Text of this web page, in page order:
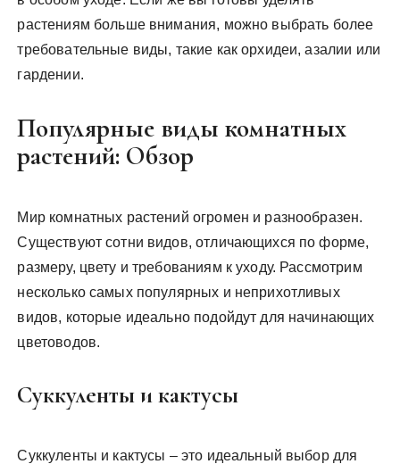
растениям больше внимания, можно выбрать более
требовательные виды, такие как орхидеи, азалии или
гардении.
Популярные виды комнатных
растений: Обзор
Мир комнатных растений огромен и разнообразен.
Существуют сотни видов, отличающихся по форме,
размеру, цвету и требованиям к уходу. Рассмотрим
несколько самых популярных и неприхотливых
видов, которые идеально подойдут для начинающих
цветоводов.
Суккуленты и кактусы
Суккуленты и кактусы – это идеальный выбор для